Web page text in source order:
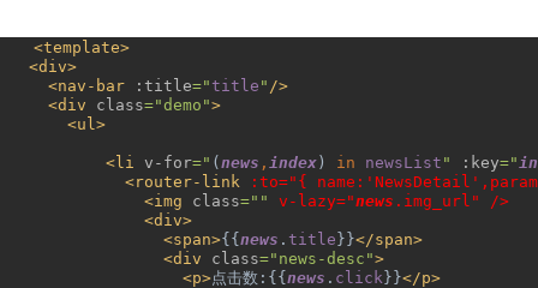
<template>
<div>
<nav-bar
:title=" title " />
<div class="demo">
<ul>
<li v-for=" ( news , index ) in newsList " :key="
<router-link
:to="{
<img class="" v-lazy="news .img_url" />
<div>
<span>{{ news . title }}</span>
<div class="news-desc">
<p>点击数 :{{ news . click }}</p>